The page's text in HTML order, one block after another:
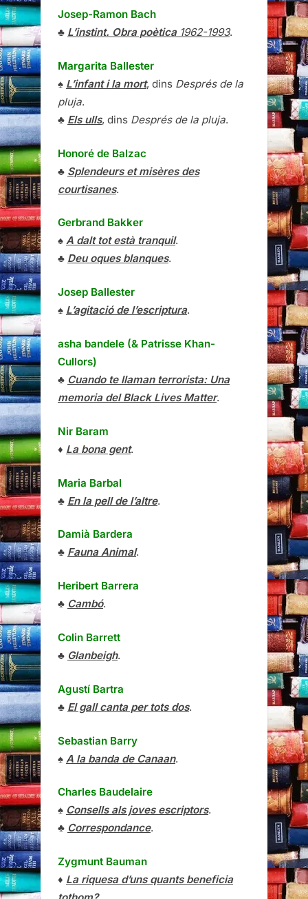
Josep-Ramon Bach
♣ L’instint. Obra poètica1962-1993.
Margarita Ballester
♠ L’infant i la mort, dins Després de la
pluja.
♣ Els ulls, dins Després de la pluja.
Honoré de Balzac
♣ Splendeurs et misères des
courtisanes.
Gerbrand Bakker
♠ A dalt tot està tranquil.
♣ Deu oques blanques.
Josep Ballester
♠ L’agitació de l’escriptura.
asha bandele (& Patrisse Khan-
Cullors)
♣ Cuando te llaman terrorista: Una
memoria del Black Lives Matter.
Nir Baram
♦ La bona gent.
Maria Barbal
♣ En la pell de l’altre.
Damià Bardera
♣ Fauna Animal.
Heribert Barrera
♣ Cambó.
Colin Barrett
♣ Glanbeigh.
Agustí Bartra
♣ El gall canta per tots dos.
Sebastian Barry
♠ A la banda de Canaan.
Charles Baudelaire
♠ Consells als joves escriptors.
♣ Correspondance.
Zygmunt Bauman
♦ La riquesa d’uns quants beneficia